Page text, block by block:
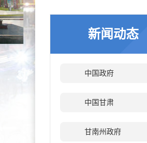
新闻动态
中国政府
中国甘肃
甘南州政府